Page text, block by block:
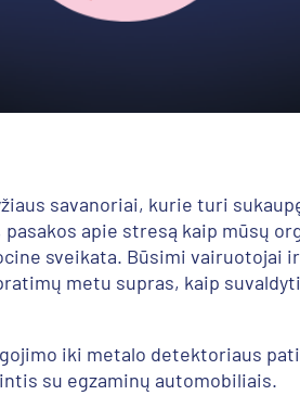
savanoriai, kurie turi
apie stresą kaip mūsų
sveikata. Būsimi vairuotojai
metu supras, kaip
iki metalo detektoriaus
su egzaminų automobiliais.